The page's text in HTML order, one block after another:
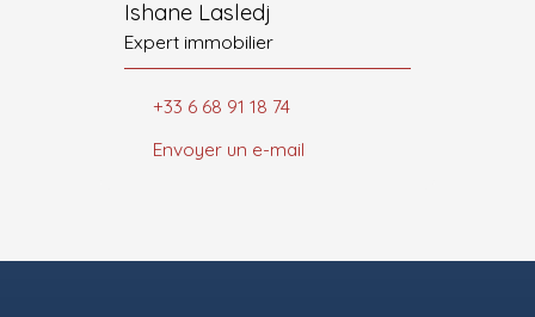
Ishane Lasledj
Expert immobilier
+33 6 68 91 18 74
Envoyer un e-mail